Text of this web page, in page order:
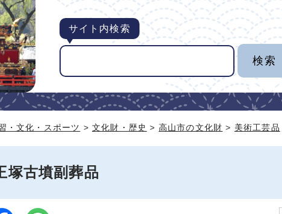
サイト内検索
・文化・スポーツ >文化財・歴史 > 高山市の文化財 > 美術工芸品
塚古墳副葬品